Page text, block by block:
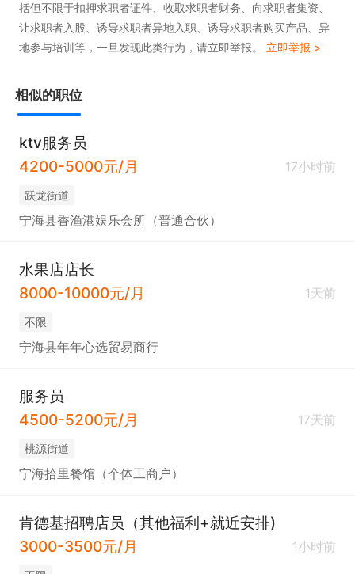
括但不限于扣押求职者证件、收取求职者财务、向求职者集资、
让求职者入股、诱导求职者异地入职、诱导求职者购买产品、异
地参与培训等，一旦发现此类行为，请立即举报。 立即举报 >
相似的职位
ktv服务员
4200-5000元/月
17小时前
跃龙街道
宁海县香渔港娱乐会所（普通合伙）
水果店店长
8000-10000元/月
1天前
不限
宁海县年年心选贸易商行
服务员
4500-5200元/月
17天前
桃源街道
宁海拾里餐馆（个体工商户）
肯德基招聘店员（其他福利+就近安排)
3000-3500元/月
1小时前